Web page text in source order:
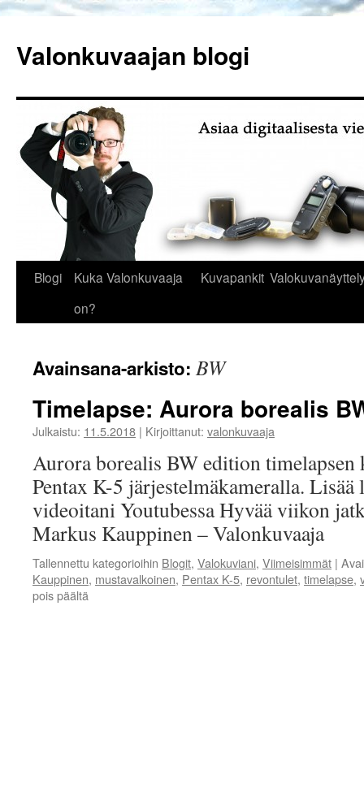
Valonkuvaajan blogi
Blogi
Kuka Valonkuvaaja
on?
Kuvapankit
Avainsana-arkisto: BW
Timelapse: Aurora borealis
Julkaistu: 11.5.2018 | Kirjoittanut: valonkuvaaja
Aurora borealis BW edition timelapsen
Pentax K-5 järjestelmäkameralla.
videoitani Youtubessa Hyvää viikon
Markus Kauppinen – Valonkuvaaja
Tallennettu kategorioihin Blogit, Valokuviani, Viimeisimmät |
Kauppinen, mustavalkoinen, Pentax K-5, revontulet, timelapse,
pois päältä